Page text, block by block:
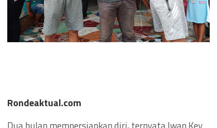
Rondeaktual.com
Dua bulan mempersiapkan diri, ternyata Iwan Key